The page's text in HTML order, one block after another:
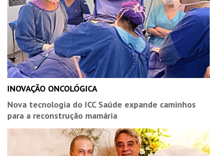
INOVAÇÃO ONCOLÓGICA
Nova tecnologia do ICC Saúde expande caminhos
para a reconstrução mamária